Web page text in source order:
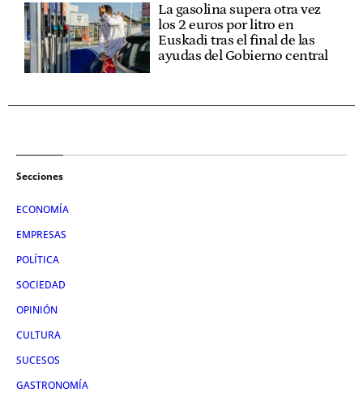
La gasolina supera otra vez
los 2 euros por litro en
Euskadi tras el final de las
ayudas del Gobierno central
Secciones
ECONOMÍA
EMPRESAS
POLÍTICA
SOCIEDAD
OPINIÓN
CULTURA
SUCESOS
GASTRONOMÍA